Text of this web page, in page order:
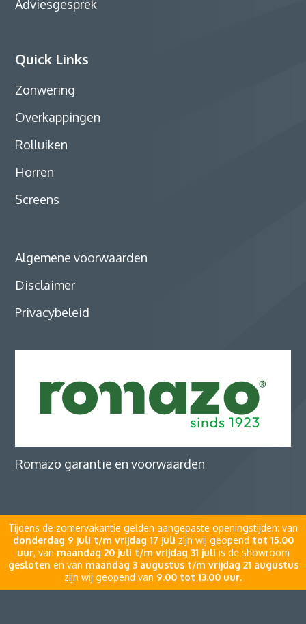
Adviesgesprek
Quick Links
Zonwering
Overkappingen
Rolluiken
Horren
Screens
Algemene voorwaarden
Disclaimer
Privacybeleid
Romazo garantie en voorwaarden
Tijdens de zomervakantie gelden aangepaste openingstijden: van
donderdag 9 juli t/m vrijdag 17 juli zijn wij geopend tot 15.00
uur, van maandag 20 juli t/m vrijdag 31 juli is de showroom
gesloten en van maandag 3 augustus t/m vrijdag 21 augustus
zijn wij geopend van 9.00 tot 13.00 uur.